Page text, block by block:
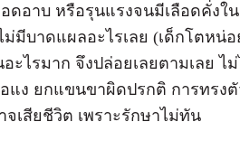
อดอาบ หรือรุนแรงจนมีเลือดคั่ง
ม่มีบาดแผลอะไรเลย (เด็กโตหน่
อะไรมาก จึงปล่อยเลยตามเลย
แง ยกแขนขาผิดปรกติ การทร
เสียชีวิต เพราะรักษาไม่ทัน